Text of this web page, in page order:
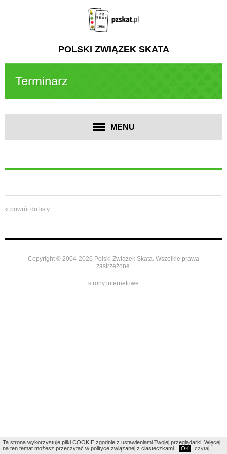
POLSKI ZWIĄZEK SKATA
Terminarz
MENU
« powrót do listy
Copyright © 2004-2026 Polski Związek Skata. Wszelkie prawa
zastrzeżone.
strony internetowe
Ta strona wykorzystuje pliki COOKIE zgodnie z ustawieniami Twojej przeglądarki. Więcej
na ten temat możesz przeczytać w polityce związanej z ciasteczkami.
OK czytaj